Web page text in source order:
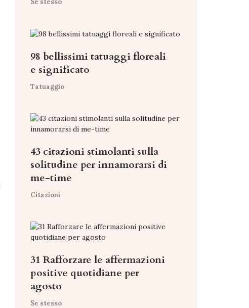
Se stesso
98 bellissimi tatuaggi floreali
e significato
Tatuaggio
43 citazioni stimolanti sulla
solitudine per innamorarsi di
me-time
Citazioni
31 Rafforzare le affermazioni
positive quotidiane per
agosto
Se stesso